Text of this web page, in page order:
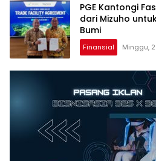
PGE Kantongi
dari Mizuho
Bumi
Finansial Minggu,